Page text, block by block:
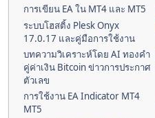
การเขียน EA ใน MT4 และ MT5
ระบบโฮสติ้ง Plesk Onyx
17.0.17 และคู่มือการใช้งาน
บทความวิเคราะห์โดย AI ทองคำ
คู่ค่าเงิน Bitcoin ข่าวการประกาศ
ตัวเลข
การใช้งาน EA Indicator MT4
MT5